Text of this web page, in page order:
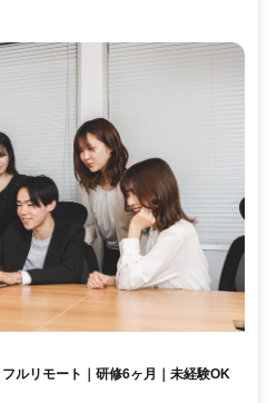
ルリモート｜研修6ヶ月｜未経験OK